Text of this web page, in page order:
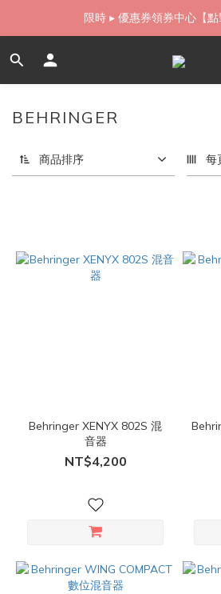
如需當日配送貨海外寄送，歡迎
限時 ▸ 優惠券領券中心【點
如需當日配送貨海外寄送，歡
BEHRINGER
商品排序 每
Behringer XENYX 802S 混
音器
NT$4,200